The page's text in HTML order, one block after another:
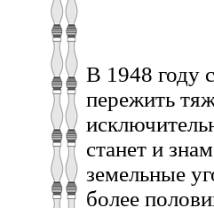
В 1948 году
пережить
станет и
земельные
более